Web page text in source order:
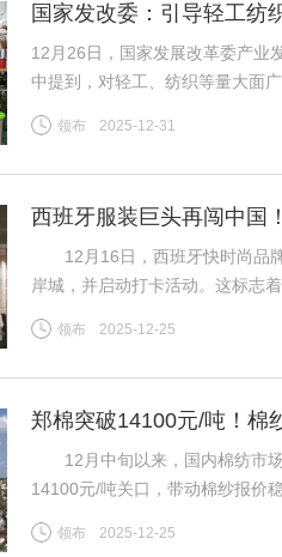
国家发改委：引导轻工纺
12月26日，国家发展改革委产业
中提到，对轻工、纺织等量大面
吸纳就业等方面发挥着重要作用
领布 2025-12-31
西班牙服装巨头再闯中国！
12月16日，西班牙快时尚品牌
岸城，并启动打卡活动。这标
20世纪80年代初，西班牙开始向
领布 2025-12-25
郑棉突破14100元/吨！棉
地市场
12月中旬以来，国内棉纺市场
14100元/吨关口，带动棉纱报价
挤压，行业竞争格局生变。 据
领布 2025-12-25